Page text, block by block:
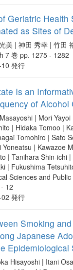
Geriatric Health
as Sites of
美 | 神田 秀幸 | 竹田
7 巻 pp. 1275 - 1282
発行
Is an
of Alcohol
| Mori Yayoi
| Hidaka Tomoo |
Tomohiro | Sato
Yoneatsu | Kawazoe
| Tanihara Shin-ichi
| Fukushima
Sciences and
12
発行
Smoking
Japanese
Epidemiological
Hisayoshi | Itani